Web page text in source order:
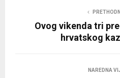
Ovog vikenda tri
hrvatskog
NAREDNA